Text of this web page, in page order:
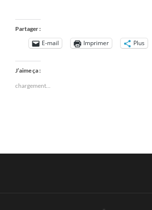
Partager :
E-mail Imprimer Plus
J’aime ça :
chargement…